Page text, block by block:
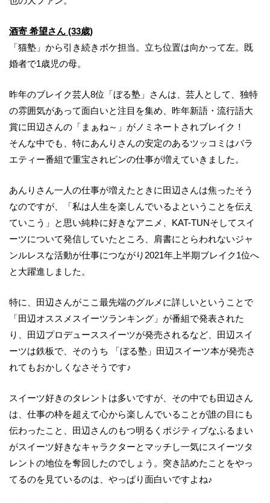
酒寄 希望さん (33歳)
「猫塾」から引き続きボケ担当。立ち位置は向かって左。既
婚者で1歳児の母。
昨年のブレイク芸人8位「ぼる塾」さんは、芸人として、独特
の雰囲気があって面白いと注目を集め、昨年新語・流行語大
賞に田辺さんの「まぁね～」がノミネートされブレイク！
そんな中でも、特にあんりさんの安定のあるツッコミはバラ
エティー番組で重宝されピンの仕事が増えていきました。
あんりさん一人の仕事が増えたときに田辺さんは焦ったそう
なのですが、「私は人生を楽しんでいるよということを伝え
ていこう」と思い純粋に好きなアニメ、KAT-TUNそしてスイ
ーツについて発信していたところ、肩書にとらわれないジャ
ンルレスな活動が仕事につながり2021年上半期ブレイク1位へ
と大躍進しました。
特に、田辺さんがここ最先端のグルメに詳しいということで
「田辺オススメスイーツランキング」が番組で発表された
り、田辺プロデューススイーツが発売されるなど、田辺スイ
ーツは鉄板で、そのうち 「ぼる塾」田辺スイーツ本が発売さ
れてもおかしくなさそうです♪
スイーツ好きのタレントは多いですが、その中でも田辺さん
は、仕事の枠を超えて心から楽しんでいることが誰の目にも
伝わったこと、田辺さんのもつ明るくポジティブなふるまい
がスイーツ好きなキャラクターとマッチし一気にスイーツタ
レントの地位を奪回したのでしょう。突き詰めたことをやっ
てるのを見ているのは、やっぱり面白いですよね♪